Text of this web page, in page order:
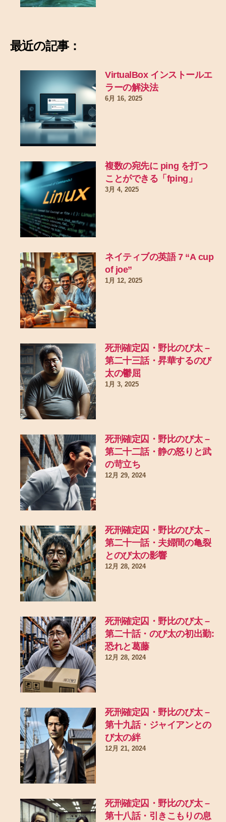
最近の記事：
VirtualBox インストールエ
ラーの解決法
6月 16, 2025
複数の宛先に ping を打つ
ことができる「fping」
3月 4, 2025
ネイティブの英語 7 “A cup
of joe”
1月 12, 2025
死刑確定囚・野比のび太 –
第二十三話・昇華するのび
太の鬱屈
1月 3, 2025
死刑確定囚・野比のび太 –
第二十二話・静の怒りと武
の苛立ち
12月 29, 2024
死刑確定囚・野比のび太 –
第二十一話・夫婦間の亀裂
とのび太の影響
12月 28, 2024
死刑確定囚・野比のび太 –
第二十話・のび太の初出勤:
恐れと葛藤
12月 28, 2024
死刑確定囚・野比のび太 –
第十九話・ジャイアンとの
び太の絆
12月 21, 2024
死刑確定囚・野比のび太 –
第十八話・引きこもりの息